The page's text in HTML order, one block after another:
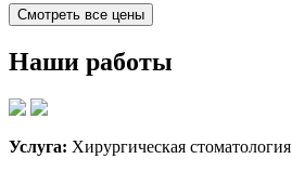
Смотреть все цены
Наши работы
Услуга: Хирургическая стоматология